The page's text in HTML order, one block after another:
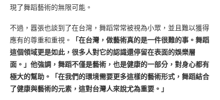
現了舞蹈藝術的無限可能。
不過，囂張也談到了在台灣，舞蹈常常被視為小眾，並且難以獲得
應有的尊重和重視。
「在台灣，做藝術真的是一件很難的事。舞蹈
這個領域更是如此，很多人對它的認識還停留在表面的娛樂層
面。」他強調，舞蹈不僅是藝術，也是健康的一部分，對身心都有
極大的幫助。「在我們的環境需要更多這樣的藝術形式，舞蹈結合
了健康與藝術的元素，這對台灣人來說尤為重要。」